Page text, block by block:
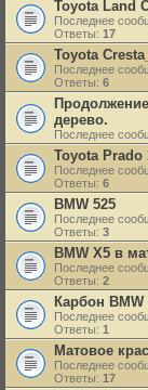
Toyota Land
Последнее
Ответы: 17
Toyota
Последнее
Ответы: 6
дерево.
Последнее
Toyota Prado
Последнее
Ответы: 6
BMW 525
Последнее
Ответы: 3
BMW X5 в
Последнее
Ответы: 2
Карбон BMW
Последнее
Ответы: 1
Матовое
Последнее
Ответы: 17